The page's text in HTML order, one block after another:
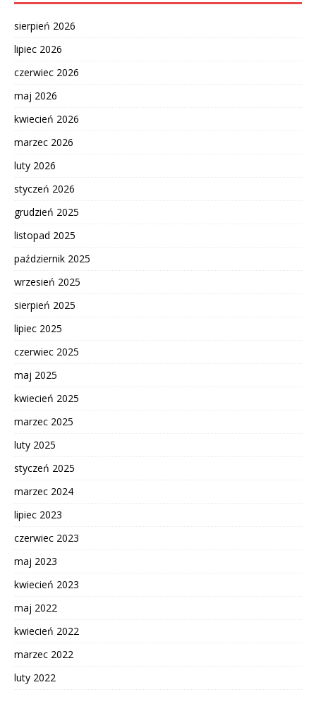
sierpień 2026
lipiec 2026
czerwiec 2026
maj 2026
kwiecień 2026
marzec 2026
luty 2026
styczeń 2026
grudzień 2025
listopad 2025
październik 2025
wrzesień 2025
sierpień 2025
lipiec 2025
czerwiec 2025
maj 2025
kwiecień 2025
marzec 2025
luty 2025
styczeń 2025
marzec 2024
lipiec 2023
czerwiec 2023
maj 2023
kwiecień 2023
maj 2022
kwiecień 2022
marzec 2022
luty 2022